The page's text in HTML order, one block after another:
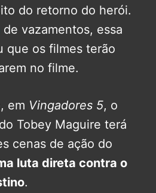
do retorno do herói.
de vazamentos, essa
que os filmes terão
no filme.
em Vingadores 5, o
Tobey Maguire terá
cenas de ação do
luta direta contra o
.